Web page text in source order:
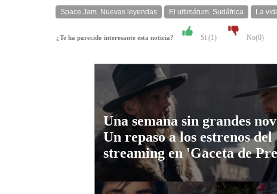
Space Jam. Nuevas leyendas El ultimátum. Sudáfrica La
¿Te ha parecido interesante esta noticia? Si (1) No(0)
Una semana sin grandes
Un repaso a los estrenos del
streaming en 'Gaceta de